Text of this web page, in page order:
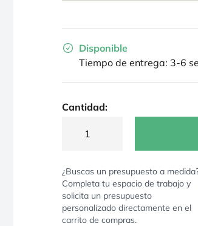
Disponible
Tiempo de entrega: 3-6
Cantidad:
¿Buscas un presupuesto a
Completa tu espacio de trabajo y
solicita un presupuesto
personalizado directamente en el
carrito de compras.